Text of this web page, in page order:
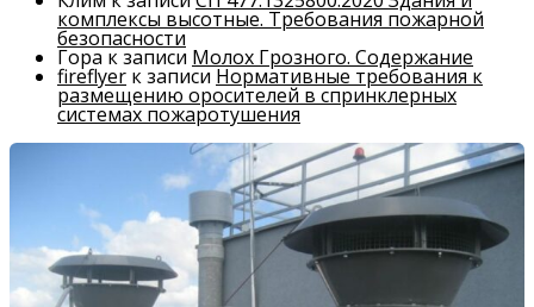
комплексы высотные. Требования пожарной
безопасности
Гора к записи Молох Грозного. Содержание
fireflyer к записи Нормативные требования к
размещению оросителей в спринклерных
системах пожаротушения